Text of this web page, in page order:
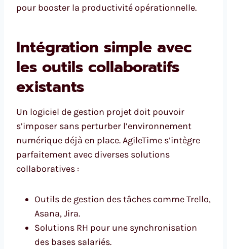
pour booster la productivité opérationnelle.
Intégration simple avec
les outils collaboratifs
existants
Un logiciel de gestion projet doit pouvoir
s’imposer sans perturber l’environnement
numérique déjà en place. AgileTime s’intègre
parfaitement avec diverses solutions
collaboratives :
Outils de gestion des tâches comme Trello,
Asana, Jira.
Solutions RH pour une synchronisation
des bases salariés.